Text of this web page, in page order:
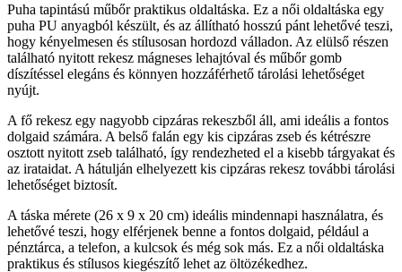
Puha tapintású műbőr praktikus oldaltáska. Ez a női oldaltáska egy
puha PU anyagból készült, és az állítható hosszú pánt lehetővé teszi,
hogy kényelmesen és stílusosan hordozd válladon. Az elülső részen
található nyitott rekesz mágneses lehajtóval és műbőr gomb
díszítéssel elegáns és könnyen hozzáférhető tárolási lehetőséget
nyújt.
A fő rekesz egy nagyobb cipzáras rekeszből áll, ami ideális a fontos
dolgaid számára. A belső falán egy kis cipzáras zseb és kétrészre
osztott nyitott zseb található, így rendezheted el a kisebb tárgyakat és
az irataidat. A hátulján elhelyezett kis cipzáras rekesz további tárolási
lehetőséget biztosít.
A táska mérete (26 x 9 x 20 cm) ideális mindennapi használatra, és
lehetővé teszi, hogy elférjenek benne a fontos dolgaid, például a
pénztárca, a telefon, a kulcsok és még sok más. Ez a női oldaltáska
praktikus és stílusos kiegészítő lehet az öltözékedhez.